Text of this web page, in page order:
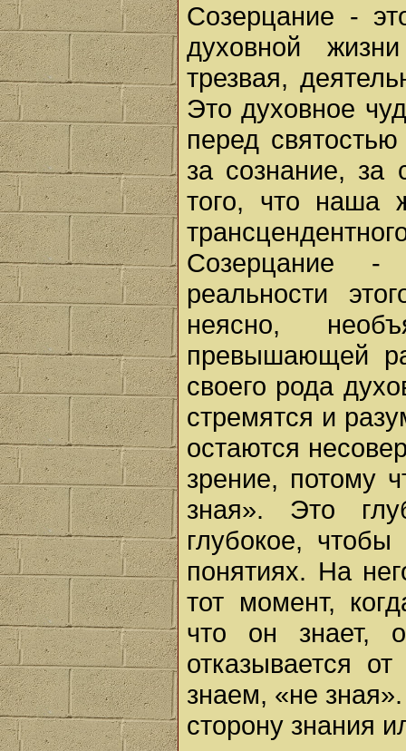
Созерцание -
духовной
трезвая,
Это духовное
перед
за сознание, за
того, что наша
Созерцание -
реальности
неясно,
превышающей
своего рода
стремятся и
остаются
зрение, потому
зная». Это
глубокое,
понятиях. На
тот момент,
что он знает,
отказывается
знаем, «не
сторону знания